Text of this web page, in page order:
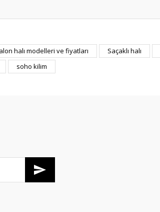
Bu ürüne ilk yorumu siz yapın!
halı modelleri ve fiyatları Saçaklı halı
soho kilim